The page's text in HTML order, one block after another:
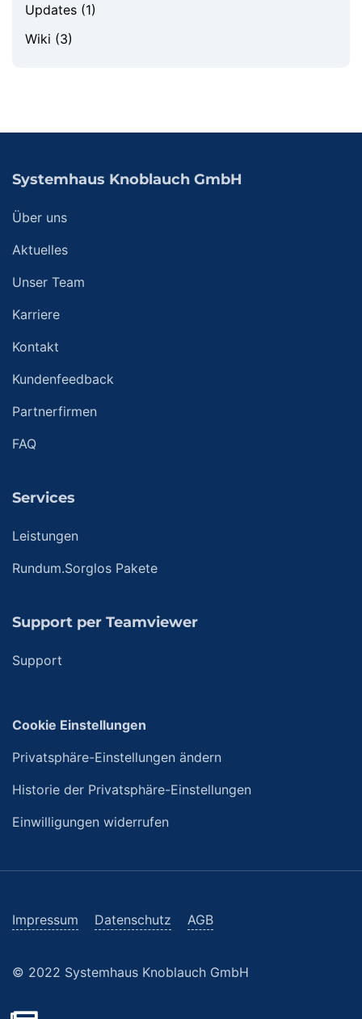
Updates (1)
Wiki (3)
Systemhaus Knoblauch GmbH
Über uns
Aktuelles
Unser Team
Karriere
Kontakt
Kundenfeedback
Partnerfirmen
FAQ
Services
Leistungen
Rundum.Sorglos Pakete
Support per Teamviewer
Support
Cookie Einstellungen
Privatsphäre-Einstellungen ändern
Historie der Privatsphäre-Einstellungen
Einwilligungen widerrufen
Impressum Datenschutz AGB
© 2022 Systemhaus Knoblauch GmbH